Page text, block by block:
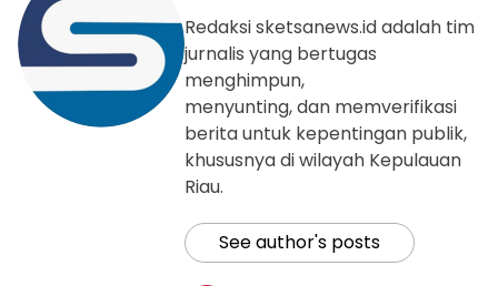
Redaksi sketsanews.id adalah tim
jurnalis yang bertugas
menghimpun,
menyunting, dan memverifikasi
berita untuk kepentingan publik,
khususnya di wilayah Kepulauan
Riau.
See author's posts